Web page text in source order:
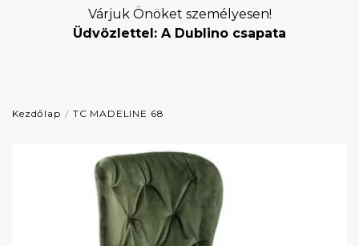
Várjuk Önöket személyesen!
Üdvözlettel: A Dublino csapata
Kezdőlap TC MADELINE 68